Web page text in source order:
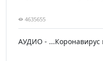
4635655
АУДИО - ...Коронавирус